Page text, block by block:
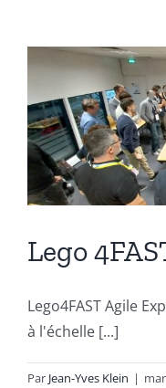
Lego
Lego4FAST Agile
à l'échelle [...]
Par Jean-Yves Klein |